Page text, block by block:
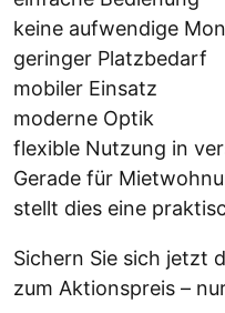
keine aufwendige
geringer Platzbedarf
mobiler Einsatz
moderne Optik
flexible Nutzung in
Gerade für
stellt dies eine
Sichern Sie sich jetzt
zum Aktionspreis –